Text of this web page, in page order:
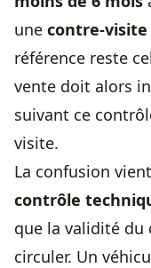
une contre-visite
référence reste
vente doit alors
suivant ce
visite.
La confusion
contrôle
que la validité
circuler. Un